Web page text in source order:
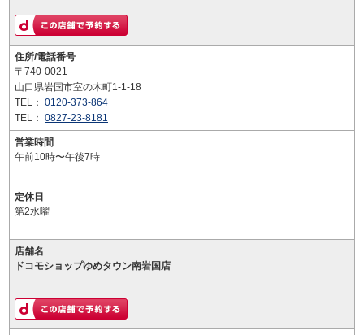
住所/電話番号
〒740-0021
山口県岩国市室の木町1-1-18
TEL： 0120-373-864
TEL： 0827-23-8181
営業時間
午前10時〜午後7時
定休日
第2水曜
店舗名
ドコモショップゆめタウン南岩国店